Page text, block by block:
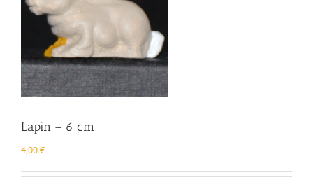
Lapin – 6 cm
4,00€